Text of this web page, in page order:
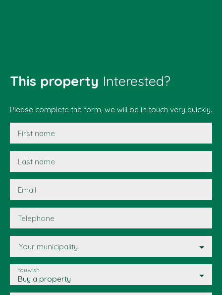
This property Interested?
Please complete the form, we will be in touch very quickly.
First name
Last name
Email
Telephone
Your municipality
Buy a property
You wish